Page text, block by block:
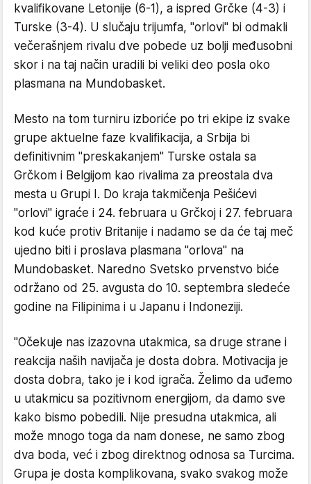
kvalifikovane Letonije (6-1), a ispred Grčke (4-3) i
Turske (3-4). U slučaju trijumfa, "orlovi" bi odmakli
večerašnjem rivalu dve pobede uz bolji međusobni
skor i na taj način uradili bi veliki deo posla oko
plasmana na Mundobasket.
Mesto na tom turniru izboriće po tri ekipe iz svake
grupe aktuelne faze kvalifikacija, a Srbija bi
definitivnim "preskakanjem" Turske ostala sa
Grčkom i Belgijom kao rivalima za preostala dva
mesta u Grupi I. Do kraja takmičenja Pešićevi
"orlovi" igraće i 24. februara u Grčkoj i 27. februara
kod kuće protiv Britanije i nadamo se da će taj meč
ujedno biti i proslava plasmana "orlova" na
Mundobasket. Naredno Svetsko prvenstvo biće
održano od 25. avgusta do 10. septembra sledeće
godine na Filipinima i u Japanu i Indoneziji.
"Očekuje nas izazovna utakmica, sa druge strane i
reakcija naših navijača je dosta dobra. Motivacija je
dosta dobra, tako je i kod igrača. Želimo da uđemo
u utakmicu sa pozitivnom energijom, da damo sve
kako bismo pobedili. Nije presudna utakmica, ali
može mnogo toga da nam donese, ne samo zbog
dva boda, već i zbog direktnog odnosa sa Turcima.
Grupa je dosta komplikovana, svako svakog može